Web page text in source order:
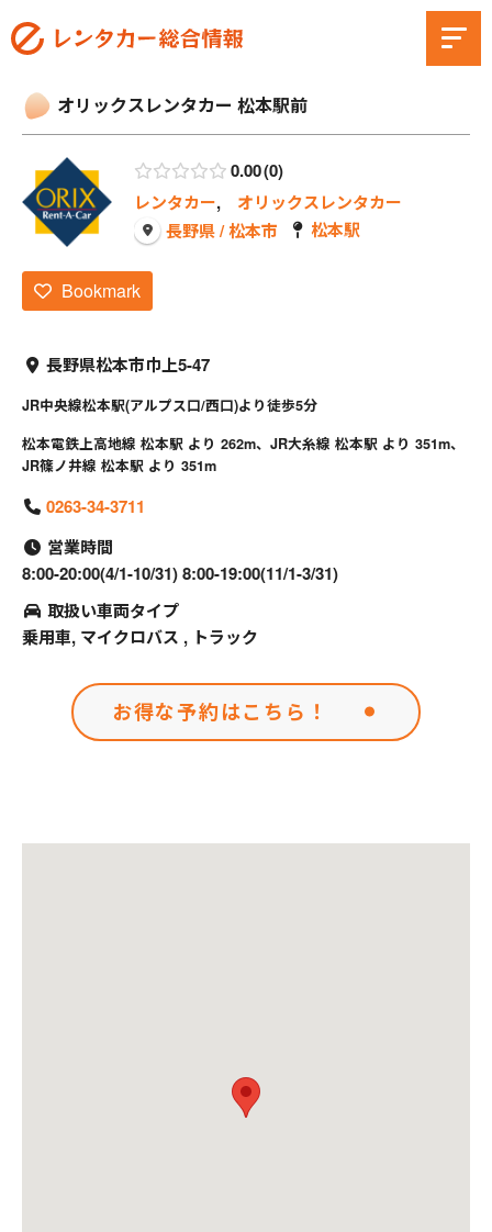
オリックスレンタカー 松本駅前
0.00 0
レンタカー, オリックスレンタカー
長野県 / 松本市
松本駅
Bookmark
長野県松本市巾上5-47
JR中央線松本駅(アルプス口/西口)より徒歩5分
松本電鉄上高地線 松本駅 より 262m、JR大糸線 松本駅 より 351m、
JR篠ノ井線 松本駅 より 351m
0263-34-3711
営業時間
8:00-20:00(4/1-10/31) 8:00-19:00(11/1-3/31)
取扱い車両タイプ
乗用車, マイクロバス , トラック
お得な予約はこちら！